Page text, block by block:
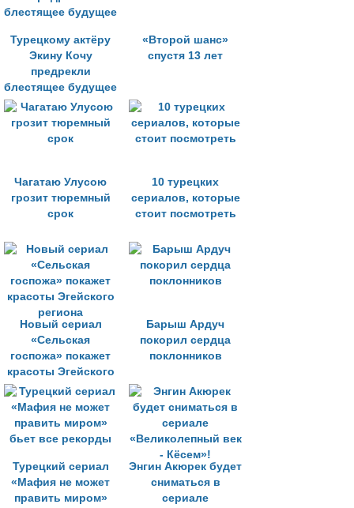
Турецкому актёру
Экину Кочу
предрекли
блестящее будущее
«Второй шанс»
спустя 13 лет
Чагатаю Улусою
грозит тюремный
срок
10 турецких
сериалов, которые
стоит посмотреть
Новый сериал
«Сельская
госпожа» покажет
красоты Эгейского
региона
Барыш Ардуч
покорил сердца
поклонников
Турецкий сериал
«Мафия не может
править миром»
Энгин Акюрек будет
сниматься в
сериале